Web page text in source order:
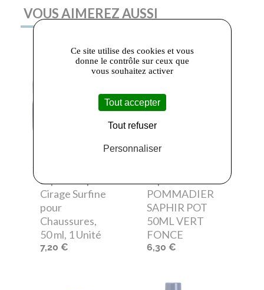
VOUS AIMEREZ AUSSI
Saphir
Cirage Surfine
pour
Chaussures,
50 ml, 1 Unité
7,20 €
POMMADIER
SAPHIR POT
50ML VERT
FONCE
6,30 €
Ce site utilise des cookies et vous
donne le contrôle sur ceux que
vous souhaitez activer
Tout accepter
Tout refuser
Personnaliser